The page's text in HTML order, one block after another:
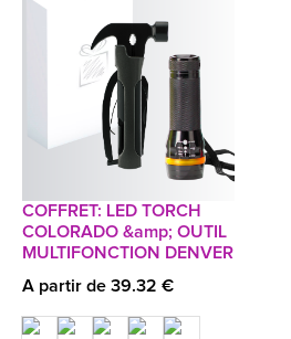
COFFRET: LED TORCH
COLORADO &amp; OUTIL
MULTIFONCTION DENVER
A partir de 39.32 €